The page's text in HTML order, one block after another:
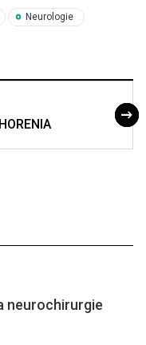
Neurologie
neurochirurgie